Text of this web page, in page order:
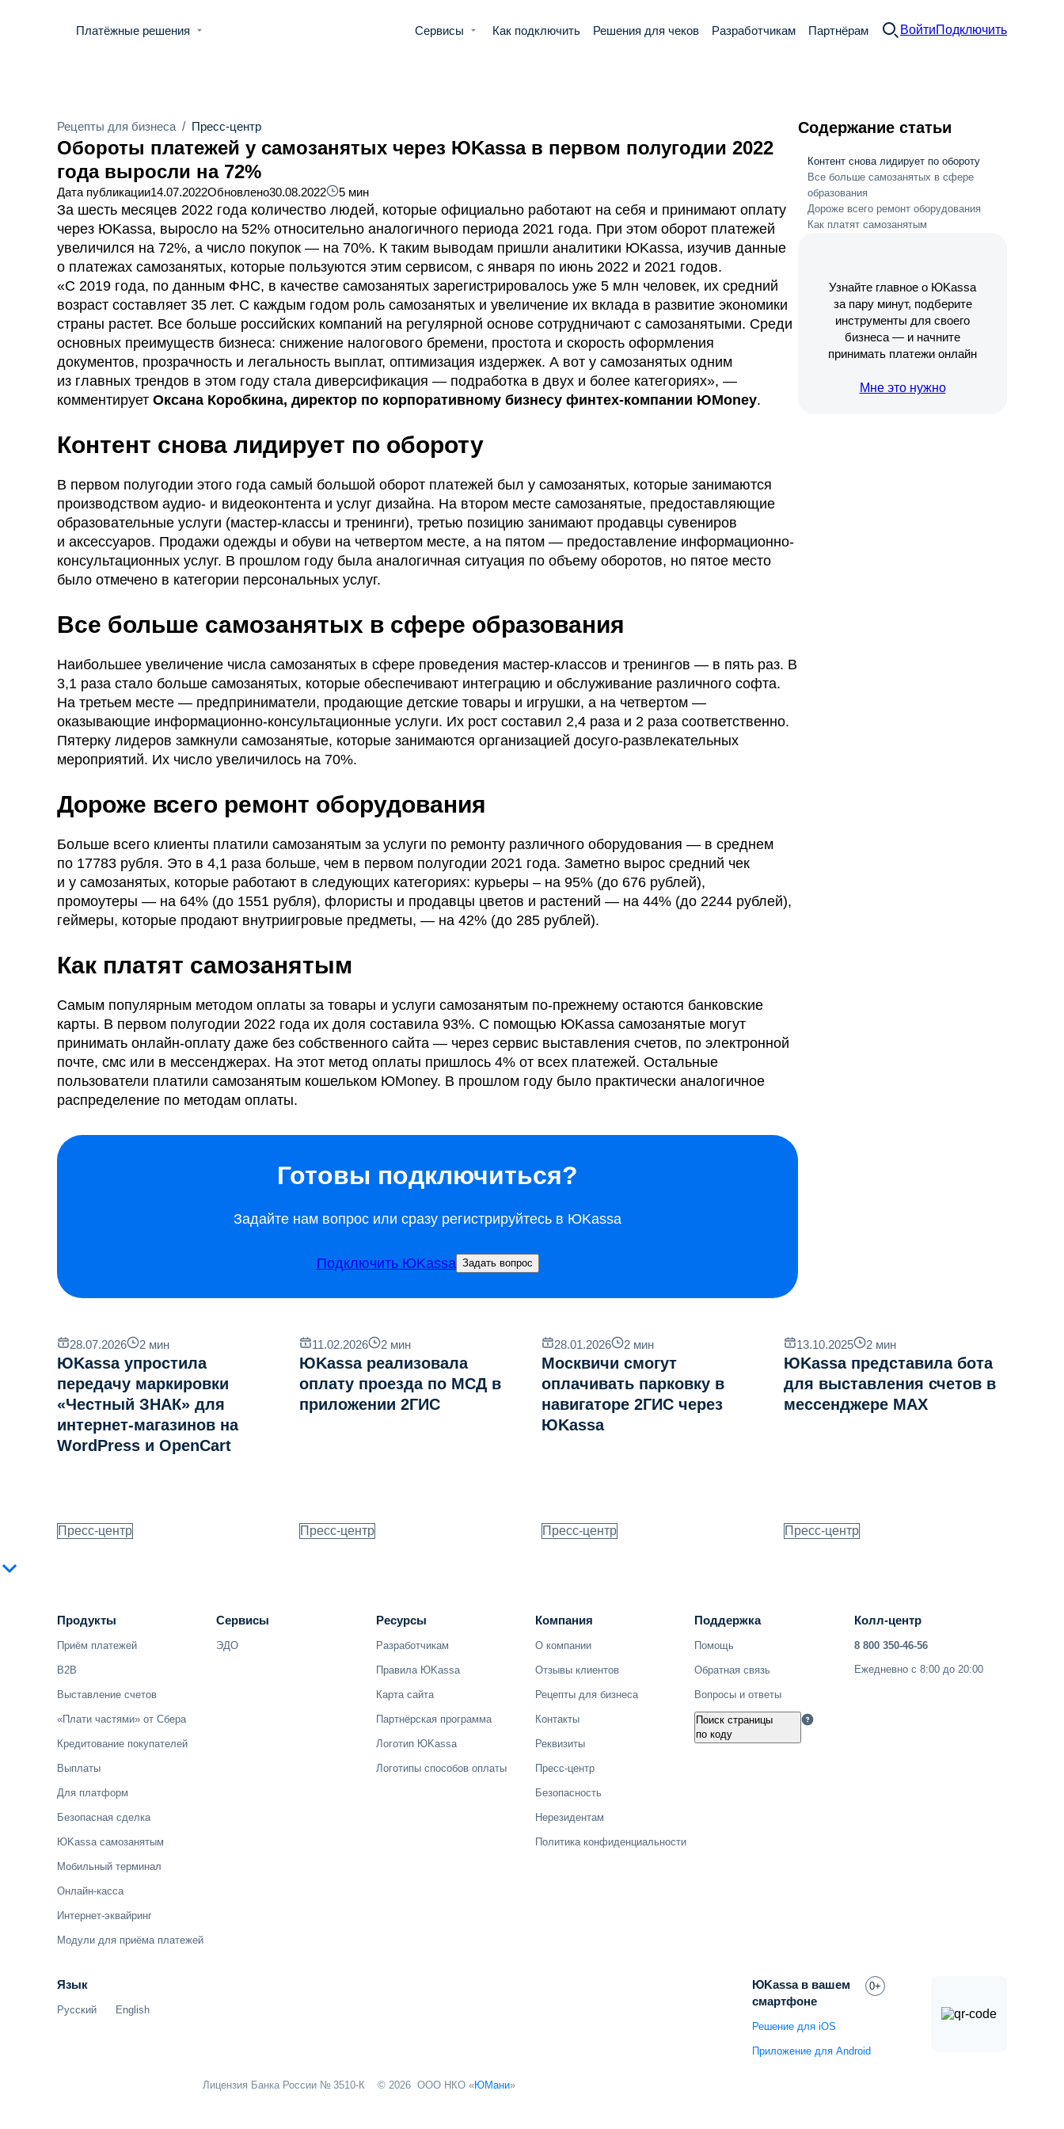
Платёжные решения Сервисы Как подключить Решения для чеков Разработчикам Партнёрам ВойтиПодключить
Содержание статьи
Контент снова лидирует по обороту
Все больше самозанятых в сфере
образования
Дороже всего ремонт оборудования
Как платят самозанятым
Узнайте главное о ЮKassa
за пару минут, подберите
инструменты для своего
бизнеса — и начните
принимать платежи онлайн
Мне это нужно
Рецепты для бизнеса / Пресс-центр
Обороты платежей у самозанятых через ЮKassa в первом полугодии 2022
года выросли на 72%
Дата публикации14.07.2022Обновлено30.08.2022 5 мин
За шесть месяцев 2022 года количество людей, которые официально работают на себя и принимают оплату
через ЮKassa, выросло на 52% относительно аналогичного периода 2021 года. При этом оборот платежей
увеличился на 72%, а число покупок — на 70%. К таким выводам пришли аналитики ЮKassa, изучив данные
о платежах самозанятых, которые пользуются этим сервисом, с января по июнь 2022 и 2021 годов.
«С 2019 года, по данным ФНС, в качестве самозанятых зарегистрировалось уже 5 млн человек, их средний
возраст составляет 35 лет. С каждым годом роль самозанятых и увеличение их вклада в развитие экономики
страны растет. Все больше российских компаний на регулярной основе сотрудничают с самозанятыми. Среди
основных преимуществ бизнеса: снижение налогового бремени, простота и скорость оформления
документов, прозрачность и легальность выплат, оптимизация издержек. А вот у самозанятых одним
из главных трендов в этом году стала диверсификация — подработка в двух и более категориях», —
комментирует Оксана Коробкина, директор по корпоративному бизнесу финтех-компании ЮMoney.
Контент снова лидирует по обороту
В первом полугодии этого года самый большой оборот платежей был у самозанятых, которые занимаются
производством аудио- и видеоконтента и услуг дизайна. На втором месте самозанятые, предоставляющие
образовательные услуги (мастер-классы и тренинги), третью позицию занимают продавцы сувениров
и аксессуаров. Продажи одежды и обуви на четвертом месте, а на пятом — предоставление информационно-
консультационных услуг. В прошлом году была аналогичная ситуация по объему оборотов, но пятое место
было отмечено в категории персональных услуг.
Все больше самозанятых в сфере образования
Наибольшее увеличение числа самозанятых в сфере проведения мастер-классов и тренингов — в пять раз. В
3,1 раза стало больше самозанятых, которые обеспечивают интеграцию и обслуживание различного софта.
На третьем месте — предприниматели, продающие детские товары и игрушки, а на четвертом —
оказывающие информационно-консультационные услуги. Их рост составил 2,4 раза и 2 раза соответственно.
Пятерку лидеров замкнули самозанятые, которые занимаются организацией досуго-развлекательных
мероприятий. Их число увеличилось на 70%.
Дороже всего ремонт оборудования
Больше всего клиенты платили самозанятым за услуги по ремонту различного оборудования — в среднем
по 17783 рубля. Это в 4,1 раза больше, чем в первом полугодии 2021 года. Заметно вырос средний чек
и у самозанятых, которые работают в следующих категориях: курьеры – на 95% (до 676 рублей),
промоутеры — на 64% (до 1551 рубля), флористы и продавцы цветов и растений — на 44% (до 2244 рублей),
геймеры, которые продают внутриигровые предметы, — на 42% (до 285 рублей).
Как платят самозанятым
Самым популярным методом оплаты за товары и услуги самозанятым по-прежнему остаются банковские
карты. В первом полугодии 2022 года их доля составила 93%. С помощью ЮKassa самозанятые могут
принимать онлайн-оплату даже без собственного сайта — через сервис выставления счетов, по электронной
почте, смс или в мессенджерах. На этот метод оплаты пришлось 4% от всех платежей. Остальные
пользователи платили самозанятым кошельком ЮMoney. В прошлом году было практически аналогичное
распределение по методам оплаты.
Готовы подключиться?
Задайте нам вопрос или сразу регистрируйтесь в ЮKassa
Подключить ЮKassa Задать вопрос
28.07.2026 2 мин
ЮKassa упростила
передачу маркировки
«Честный ЗНАК» для
интернет-магазинов на
WordPress и OpenCart
Пресс-центр
11.02.2026 2 мин
ЮKassa реализовала
оплату проезда по МСД в
приложении 2ГИС
Пресс-центр
28.01.2026 2 мин
Москвичи смогут
оплачивать парковку в
навигаторе 2ГИС через
ЮKassa
Пресс-центр
13.10.2025 2 мин
ЮKassa представила бота
для выставления счетов в
мессенджере MAX
Пресс-центр
Продукты
Приём платежей
B2B
Выставление счетов
«Плати частями» от Сбера
Кредитование покупателей
Выплаты
Для платформ
Безопасная сделка
ЮKassa самозанятым
Мобильный терминал
Онлайн-касса
Интернет-эквайринг
Модули для приёма платежей
Сервисы
ЭДО
Ресурсы
Разработчикам
Правила ЮKassa
Карта сайта
Партнёрская программа
Логотип ЮKassa
Логотипы способов оплаты
Компания
О компании
Отзывы клиентов
Рецепты для бизнеса
Контакты
Реквизиты
Пресс-центр
Безопасность
Нерезидентам
Политика конфиденциальности
Поддержка
Помощь
Обратная связь
Вопросы и ответы
Поиск страницы
по коду
Колл-центр
8 800 350-46-56
Ежедневно с 8:00 до 20:00
Язык
Русский English
ЮKassa в вашем
смартфоне
0+
Решение для iOS
Приложение для Android
Лицензия Банка России № 3510-К © 2026 ООО НКО «ЮМани»